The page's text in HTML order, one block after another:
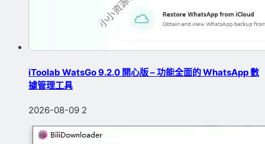
iToolab WatsGo 9.2.0 開心版 – 功能全面的 WhatsApp 數
據管理工具
2026-08-09 2